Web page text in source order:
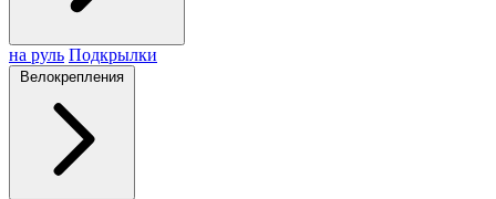
на руль Подкрылки
Велокрепления